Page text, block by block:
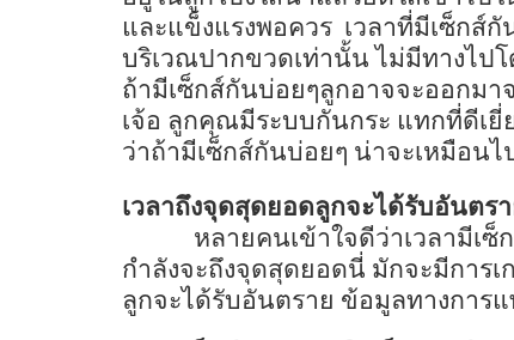
และแข็งแรงพอควร เวลาที่มีเซ็กส์
บริเวณปากขวดเท่านั้น ไม่มีทางไป
ถ้ามีเซ็กส์กันบ่อยๆลูกอาจจะออกมา
เจ้อ ลูกคุณมีระบบกันกระ แทกที่ดีเ
ว่าถ้ามีเซ็กส์กันบ่อยๆ น่าจะเหมือน
เวลาถึงจุดสุดยอดลูกจะได้รับอันตร
หลายคนเข้าใจดีว่าเวลามีเ
กำลังจะถึงจุดสุดยอดนี่ มักจะมีการ
ลูกจะได้รับอันตราย ข้อมูลทางการ